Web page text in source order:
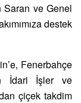
Saran ve Genel
destek
Fenerbahçe
İdari İşler ve
çiçek takdim